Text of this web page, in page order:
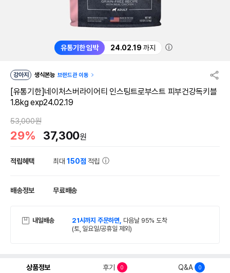
유통기한 임박 24.02.19 까지 ⓘ
강아지 생식본능 브랜드관 이동
[유통기한]네이처스버라이어티 인스팅트로부스트 피부건강독키블
1.8kg exp24.02.19
53,000원
29% 37,300원
적립혜택 최대150점 적립
배송정보 무료배송
내일배송 21시까지 주문하면, 다음날 95% 도착
(토, 일요일/공휴일 제외)
상품정보 후기 0 Q&A 0